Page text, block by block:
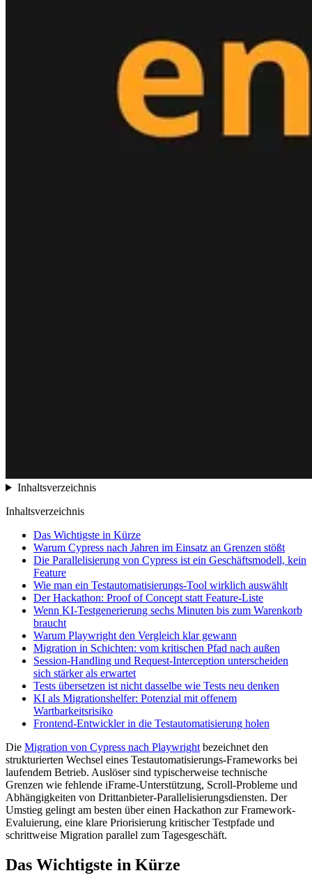
Inhaltsverzeichnis
Inhaltsverzeichnis
Das Wichtigste in Kürze
Warum Cypress nach Jahren im Einsatz an Grenzen stößt
Die Parallelisierung von Cypress ist ein Geschäftsmodell, kein
Feature
Wie man ein Testautomatisierungs-Tool wirklich auswählt
Der Hackathon: Proof of Concept statt Feature-Liste
Wenn KI-Testgenerierung sechs Minuten bis zum Warenkorb
braucht
Warum Playwright den Vergleich klar gewann
Migration in Schichten: vom kritischen Pfad nach außen
Session-Handling und Request-Interception unterscheiden
sich stärker als erwartet
Tests übersetzen ist nicht dasselbe wie Tests neu denken
KI als Migrationshelfer: Potenzial mit offenem
Wartbarkeitsrisiko
Frontend-Entwickler in die Testautomatisierung holen
Die Migration von Cypress nach Playwright bezeichnet den
strukturierten Wechsel eines Testautomatisierungs-Frameworks bei
laufendem Betrieb. Auslöser sind typischerweise technische
Grenzen wie fehlende iFrame-Unterstützung, Scroll-Probleme und
Abhängigkeiten von Drittanbieter-Parallelisierungsdiensten. Der
Umstieg gelingt am besten über einen Hackathon zur Framework-
Evaluierung, eine klare Priorisierung kritischer Testpfade und
schrittweise Migration parallel zum Tagesgeschäft.
Das Wichtigste in Kürze